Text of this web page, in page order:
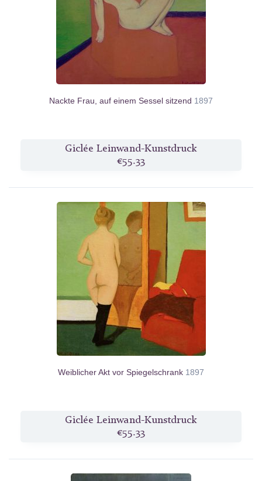
Nackte Frau, auf einem Sessel sitzend 1897
Giclée Leinwand-Kunstdruck
€55.33
Weiblicher Akt vor Spiegelschrank 1897
Giclée Leinwand-Kunstdruck
€55.33